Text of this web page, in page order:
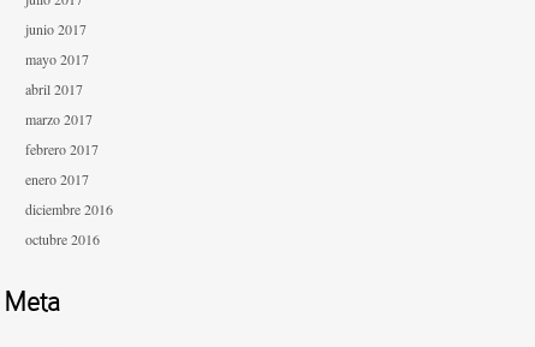
junio 2017
mayo 2017
abril 2017
marzo 2017
febrero 2017
enero 2017
diciembre 2016
octubre 2016
Meta